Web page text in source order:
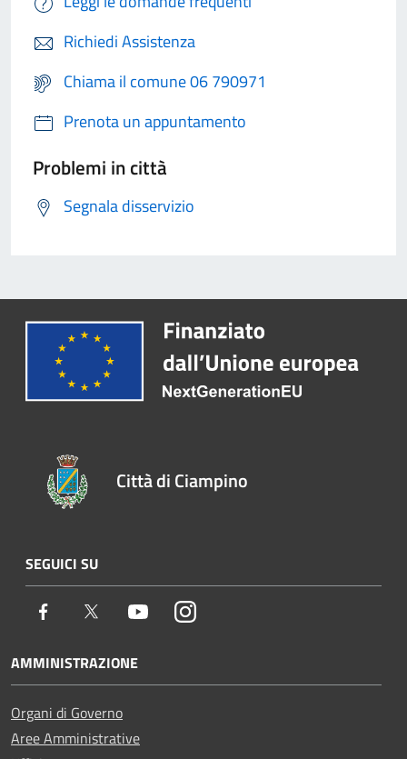
Richiedi Assistenza
Chiama il comune 06 790971
Prenota un appuntamento
Problemi in città
Segnala disservizio
Città di Ciampino
SEGUICI SU
Facebook Twitter YoutubeInstagram
AMMINISTRAZIONE
Organi di Governo
Aree Amministrative